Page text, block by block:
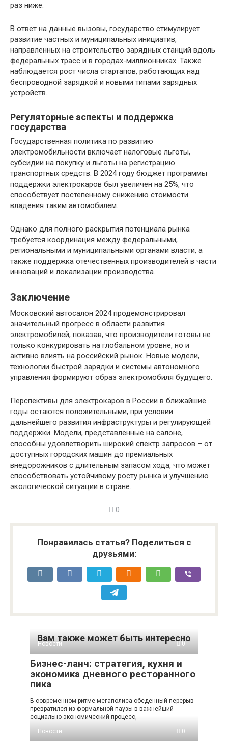
раз ниже.
В ответ на данные вызовы, государство стимулирует
развитие частных и муниципальных инициатив,
направленных на строительство зарядных станций вдоль
федеральных трасс и в городах-миллионниках. Также
наблюдается рост числа стартапов, работающих над
беспроводной зарядкой и новыми типами зарядных
устройств.
Регуляторные аспекты и поддержка
государства
Государственная политика по развитию
электромобильности включает налоговые льготы,
субсидии на покупку и льготы на регистрацию
транспортных средств. В 2024 году бюджет программы
поддержки электрокаров был увеличен на 25%, что
способствует постепенному снижению стоимости
владения таким автомобилем.
Однако для полного раскрытия потенциала рынка
требуется координация между федеральными,
региональными и муниципальными органами власти, а
также поддержка отечественных производителей в части
инноваций и локализации производства.
Заключение
Московский автосалон 2024 продемонстрировал
значительный прогресс в области развития
электромобилей, показав, что производители готовы не
только конкурировать на глобальном уровне, но и
активно влиять на российский рынок. Новые модели,
технологии быстрой зарядки и системы автономного
управления формируют образ электромобиля будущего.
Перспективы для электрокаров в России в ближайшие
годы остаются положительными, при условии
дальнейшего развития инфраструктуры и регулирующей
поддержки. Модели, представленные на салоне,
способны удовлетворить широкий спектр запросов – от
доступных городских машин до премиальных
внедорожников с длительным запасом хода, что может
способствовать устойчивому росту рынка и улучшению
экологической ситуации в стране.
0
Понравилась статья? Поделиться с
друзьями:
Вам также может быть интересно
Новости 0
Бизнес-ланч: стратегия, кухня и
экономика дневного ресторанного
пика
В современном ритме мегаполиса обеденный перерыв
превратился из формальной паузы в важнейший
социально-экономический процесс,
Новости
0